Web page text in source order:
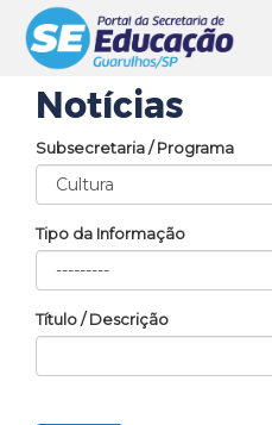
Notícias
Subsecretaria / Programa
Tipo da Informação
Título / Descrição